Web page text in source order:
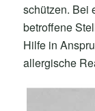
schützen. Bei
betroffene
Hilfe in
allergische